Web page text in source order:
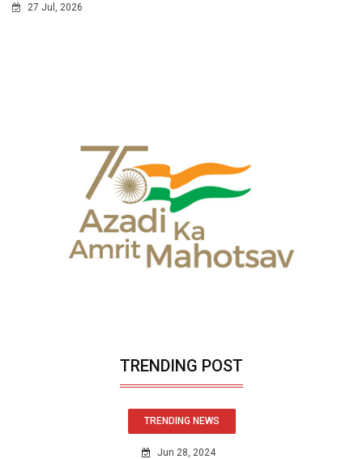
27 Jul, 2026
TRENDING POST
TRENDING NEWS
Jun 28, 2024